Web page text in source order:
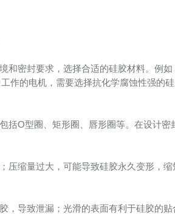
和密封要求，选择合适的硅胶材料。例如
作的电机，需要选择抗化学腐蚀性强的
括O型圈、矩形圈、唇形圈等。在设计密
压缩量过大，可能导致硅胶永久变形，缩
，导致泄漏；光滑的表面有利于硅胶的贴